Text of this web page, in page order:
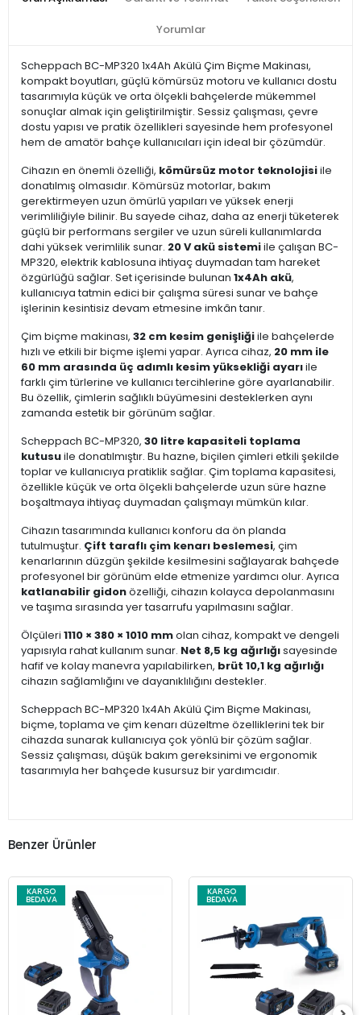
Yorumlar
Scheppach BC-MP320 1x4Ah Akülü Çim Biçme Makinası,
kompakt boyutları, güçlü kömürsüz motoru ve kullanıcı dostu
tasarımıyla küçük ve orta ölçekli bahçelerde mükemmel
sonuçlar almak için geliştirilmiştir. Sessiz çalışması, çevre
dostu yapısı ve pratik özellikleri sayesinde hem profesyonel
hem de amatör bahçe kullanıcıları için ideal bir çözümdür.
Cihazın en önemli özelliği, kömürsüz motor teknolojisiile
donatılmış olmasıdır. Kömürsüz motorlar, bakım
gerektirmeyen uzun ömürlü yapıları ve yüksek enerji
verimliliğiyle bilinir. Bu sayede cihaz, daha az enerji tüketerek
güçlü bir performans sergiler ve uzun süreli kullanımlarda
dahi yüksek verimlilik sunar. 20 V akü sistemiile çalışan BC-
MP320, elektrik kablosuna ihtiyaç duymadan tam hareket
özgürlüğü sağlar. Set içerisinde bulunan 1x4Ah akü,
kullanıcıya tatmin edici bir çalışma süresi sunar ve bahçe
işlerinin kesintisiz devam etmesine imkân tanır.
Çim biçme makinası, 32 cm kesim genişliğiile bahçelerde
hızlı ve etkili bir biçme işlemi yapar. Ayrıca cihaz, 20 mm ile
60 mm arasında üç adımlı kesim yüksekliği ayarıile
farklı çim türlerine ve kullanıcı tercihlerine göre ayarlanabilir.
Bu özellik, çimlerin sağlıklı büyümesini desteklerken aynı
zamanda estetik bir görünüm sağlar.
Scheppach BC-MP320, 30 litre kapasiteli toplama
kutusuile donatılmıştır. Bu hazne, biçilen çimleri etkili şekilde
toplar ve kullanıcıya pratiklik sağlar. Çim toplama kapasitesi,
özellikle küçük ve orta ölçekli bahçelerde uzun süre hazne
boşaltmaya ihtiyaç duymadan çalışmayı mümkün kılar.
Cihazın tasarımında kullanıcı konforu da ön planda
tutulmuştur. Çift taraflı çim kenarı beslemesi, çim
kenarlarının düzgün şekilde kesilmesini sağlayarak bahçede
profesyonel bir görünüm elde etmenize yardımcı olur. Ayrıca
katlanabilir gidonözelliği, cihazın kolayca depolanmasını
ve taşıma sırasında yer tasarrufu yapılmasını sağlar.
Ölçüleri 1110 × 380 × 1010 mmolan cihaz, kompakt ve dengeli
yapısıyla rahat kullanım sunar. Net 8,5 kg ağırlığısayesinde
hafif ve kolay manevra yapılabilirken, brüt 10,1 kg ağırlığı
cihazın sağlamlığını ve dayanıklılığını destekler.
Scheppach BC-MP320 1x4Ah Akülü Çim Biçme Makinası,
biçme, toplama ve çim kenarı düzeltme özelliklerini tek bir
cihazda sunarak kullanıcıya çok yönlü bir çözüm sağlar.
Sessiz çalışması, düşük bakım gereksinimi ve ergonomik
tasarımıyla her bahçede kusursuz bir yardımcıdır.
Benzer Ürünler
KARGO
BEDAVA
KARGO
BEDAVA